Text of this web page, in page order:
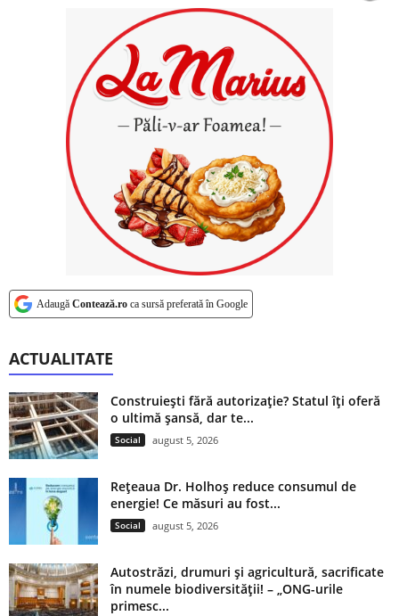
Adaugă Contează.ro ca sursă preferată în Google
ACTUALITATE
Construiești fără autorizație? Statul îți oferă
o ultimă șansă, dar te...
Social august 5, 2026
Rețeaua Dr. Holhoș reduce consumul de
energie! Ce măsuri au fost...
Social august 5, 2026
Autostrăzi, drumuri și agricultură, sacrificate
în numele biodiversității! – „ONG-urile
primesc...